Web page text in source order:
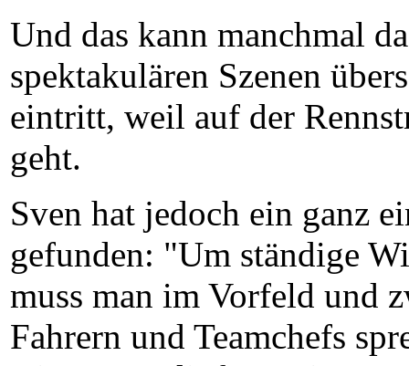
Und das kann manchmal
spektakulären Szenen
eintritt, weil auf der
geht.
Sven hat jedoch ein ganz
gefunden: "Um ständige
muss man im Vorfeld und
Fahrern und Teamchefs